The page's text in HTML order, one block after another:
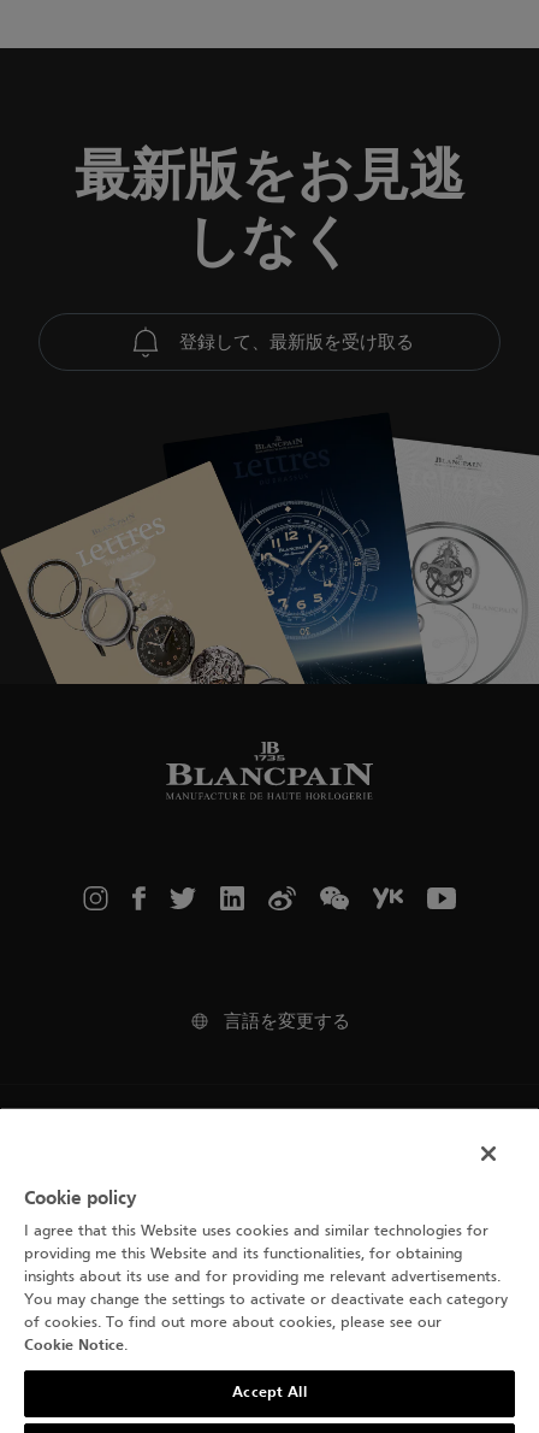
最新版をお見逃
しなく
登録して、最新版を受け取る
言語を変更する
Cookie通知
プライバシーポリシー
Cookie policy
I agree that this Website uses cookies and similar technologies for
providing me this Website and its functionalities, for obtaining
insights about its use and for providing me relevant advertisements.
You may change the settings to activate or deactivate each category
of cookies. To find out more about cookies, please see our
Cookie Notice.
Accept All